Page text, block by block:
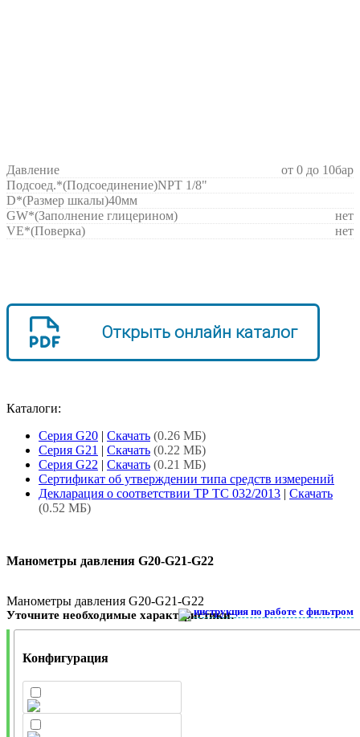
Давление
от 0 до 10бар
Подсоед.*(Подсоединение)NPT 1/8"
D*(Размер шкалы)40мм
GW*(Заполнение глицерином)
нет
VE*(Поверка) нет
Открыть онлайн каталог
Каталоги:
Серия G20 | Скачать (0.26 МБ)
Серия G21 | Скачать (0.22 МБ)
Серия G22 | Скачать (0.21 МБ)
Сертификат об утверждении типа средств измерений
Декларация о соответствии ТР ТС 032/2013 | Скачать
(0.52 МБ)
Манометры давления G20-G21-G22
Манометры давления G20-G21-G22
Уточните необходимые характеристики:инструкция по работе с фильтром
Конфигурация